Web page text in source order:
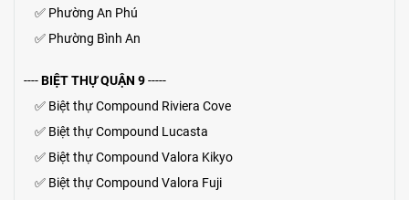
✅ Phường An Phú
✅ Phường Bình An
----BIỆT THỰ QUẬN 9-----
✅ Biệt thự Compound Riviera Cove
✅ Biệt thựCompound Lucasta
✅ Biệt thựCompound Valora Kikyo
✅ Biệt thự Compound Valora Fuji